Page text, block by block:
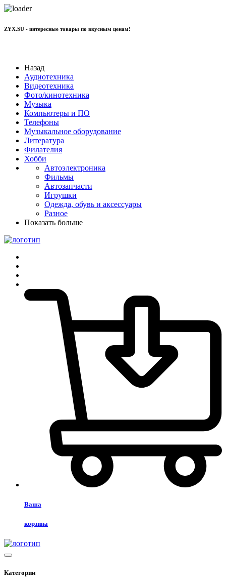
ZYX.SU - интересные товары по вкусным ценам!
Назад
Аудиотехника
Видеотехника
Фото/кинотехника
Музыка
Компьютеры и ПО
Телефоны
Музыкальное оборудование
Литература
Филателия
Хобби
Автоэлектроника
Фильмы
Автозапчасти
Игрушки
Одежда, обувь и аксессуары
Разное
Показать больше
Ваша
корзина
Категории